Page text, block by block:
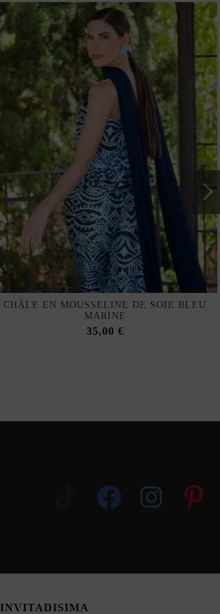
CHÂLE EN MOUSSELINE DE SOIE BLEU
MARINE
35,00 €
INVITADISIMA